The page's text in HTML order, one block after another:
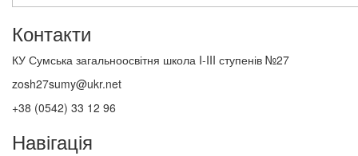
Контакти
КУ Сумська загальноосвітня школа I-III ступенів №27
zosh27sumy@ukr.net
+38 (0542) 33 12 96
Навігація